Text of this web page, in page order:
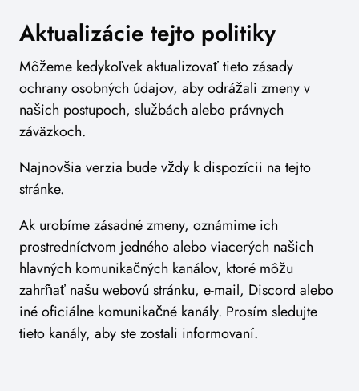
Aktualizácie tejto politiky
Môžeme kedykoľvek aktualizovať tieto zásady
ochrany osobných údajov, aby odrážali zmeny v
našich postupoch, službách alebo právnych
záväzkoch.
Najnovšia verzia bude vždy k dispozícii na tejto
stránke.
Ak urobíme zásadné zmeny, oznámime ich
prostredníctvom jedného alebo viacerých našich
hlavných komunikačných kanálov, ktoré môžu
zahŕňať našu webovú stránku, e-mail, Discord alebo
iné oficiálne komunikačné kanály. Prosím sledujte
tieto kanály, aby ste zostali informovaní.